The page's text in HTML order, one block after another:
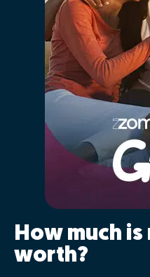
How much is
worth?